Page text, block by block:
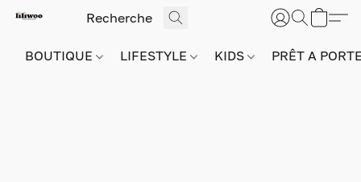
BOUTIQUE LIFESTYLE KIDS PRÊT A